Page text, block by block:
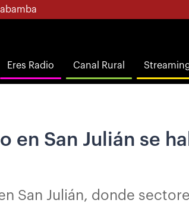
Eres Radio Canal Rural
en San Julián se
San Julián, donde